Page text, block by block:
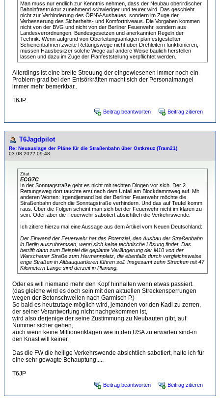
Man muss nur endlich zur Kenntnis nehmen, dass der Neubau oberirdischer
Bahninfrastruktur zunehmend schwieriger und teurer wird. Das geschieht
nicht zur Verhinderung des ÖPNV-Ausbaues, sondern im Zuge der
Verbesserung des Sicherheits- und Komfortniveaus. Die Vorgaben kommen
nicht von der BVG und nicht von der Berliner Feuerwehr, sondern aus
Landesverordnungen, Bundesgesetzen und anerkannten Regeln der
Technik. Wenn aufgrund von Oberleitungsanlagen planfestgestellter
Schienenbahnen zweite Rettungswege nicht über Drehleitern funktionieren,
müssen Hausbesitzer solche Wege auf andere Weise baulich herstellen
lassen und dazu im Zuge der Planfeststellung verpflichtet werden.
Allerdings ist eine breite Streuung der eingewiesenen immer noch ein
Problem-grad bei den Entsörkräften macht sich der Personalmangel
immer mehr bemerkbar..
T6JP
Beitrag beantworten Beitrag zitieren
T6Jagdpilot
Re: Neuauslage der Pläne für die Straßenbahn über Ostkreuz (Tram21)
03.08.2022 09:48
Zitat
ECG7C
In der Sonntagstraße geht es nicht mit rechten Dingen vor sich. Der 2.
Rettungsweg dort tauchte erst nach dem Unfall am Blockdammweg auf. Mit
anderen Worten: Irgendjemand bei der Berliner Feuerwehr möchte die
Straßenbahn durch die Sonntagstraße verhindern. Und das auf Teufel komm
raus. Über die Folgen scheint man sich bei der Feuerwehr nicht im klaren zu
sein. Oder aber die Feuerwehr sabotiert absichtlich die Verkehrswende.
Ich zitiere hierzu mal eine Aussage aus dem Artikel vom Neuen Deutschland:
Der Einwand der Feuerwehr hat das Potenzial, den Ausbau der Straßenbahn
in Berlin auszubremsen, wenn sich keine technische Lösung findet. Das
betrifft dann zum Beispiel die geplante Verlängerung der M10 von der
Warschauer Straße zum Hermannplatz, die ebenfalls durch vergleichsweise
enge Straßen in Altbauquartieren führen soll. Insgesamt zehn Strecken mit 47
Kilometern Länge sind derzeit in Planung.
Oder es will niemand mehr den Kopf hinhalten wenn etwas passiert.
(das gleiche wird es doch sein mit den aktuellen Streckensperrungen
wegen der Betonschwellen nach Garmisch P.)
So bald es heutzutage möglich wird, jemanden vor den Kadi zu zerren,
der seiner Verantwortung nicht nachgekommen ist,
wird also derjenige der seine Zustimmung zu Neubauten gibt, auf
Nummer sicher gehen,
auch wenn keine Millionenklagen wie in den USA zu erwarten sind-in
den Knast will keiner.
Das die FW die heilige Verkehrswende absichtlich sabotiert, halte ich für
eine sehr gewagte Behauptung.....
T6JP
Beitrag beantworten Beitrag zitieren